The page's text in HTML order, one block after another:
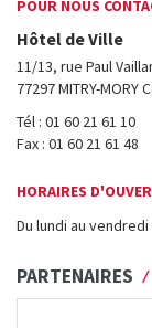
POUR NOUS
Hôtel de Ville
11/13, rue Paul
77297 MITRY-MORY
Tél : 01 60 21 61 10
Fax : 01 60 21 61 48
HORAIRES
Du lundi au vendredi
PARTENAIRES